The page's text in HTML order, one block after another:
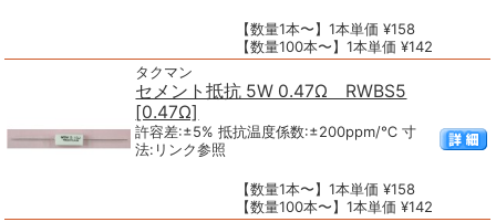
【数量1本〜】1本単価 ¥158
【数量100本〜】1本単価 ¥142
タクマン
セメント抵抗 5W 0.47Ω RWBS5
[0.47Ω]
許容差:±5% 抵抗温度係数:±200ppm/℃ 寸
法:リンク参照
【数量1本〜】1本単価 ¥158
【数量100本〜】1本単価 ¥142